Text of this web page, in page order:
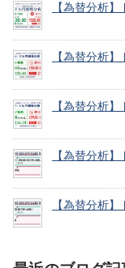
【為替分析
【為替分析
【為替分析
【為替分析
【為替分析